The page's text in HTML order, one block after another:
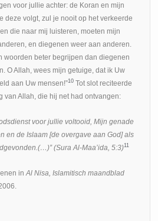
voor jullie achter: de Koran en mijn
deze volgt, zul je nooit op het verkeerde
die naar mij luisteren, moeten mijn
en diegenen weer aan anderen.
woorden beter begrijpen dan diegenen
O Allah, wees mijn getuige, dat ik Uw
aan Uw mensen!”10 Tot slot reciteerde
van Allah, die hij net had ontvangen:
voor jullie voltooid, Mijn genade
en de Islaam [de overgave aan God] als
(Sura Al-Maa’ida, 5:3)11
inAl Nisa, Islamitisch maandblad